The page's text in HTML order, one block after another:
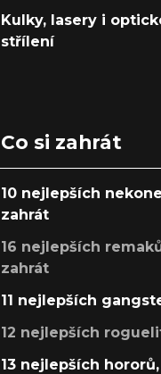
Kulky, lasery i
střílení
Co si zahrát
10 nejlepších
zahrát
16 nejlepších
zahrát
11 nejlepších
12 nejlepších
13 nejlepších